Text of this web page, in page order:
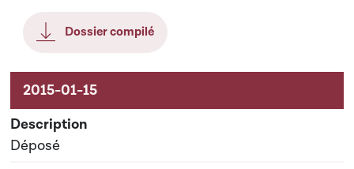
Dossier compilé
Aktivitéiten um Dossier
Déposé